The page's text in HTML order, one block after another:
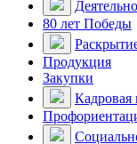
80 лет Победы
Продукция
Закупки
Кадровая